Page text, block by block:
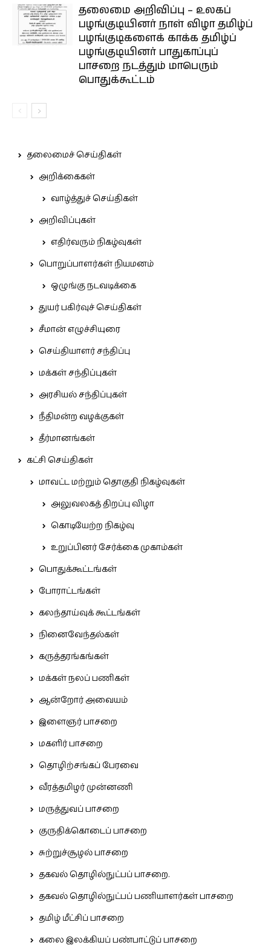
தலைமை அறிவிப்பு – உலகப்
பழங்குடியினர் நாள் விழா தமிழ்ப்
பழங்குடிகளைக் காக்க தமிழ்ப்
பழங்குடியினர் பாதுகாப்புப்
பாசறை நடத்தும் மாபெரும்
பொதுக்கூட்டம்
தலைமைச் செய்திகள்
அறிக்கைகள்
வாழ்த்துச் செய்திகள்
அறிவிப்புகள்
எதிர்வரும் நிகழ்வுகள்
பொறுப்பாளர்கள் நியமனம்
ஒழுங்கு நடவடிக்கை
துயர் பகிர்வுச் செய்திகள்
சீமான் எழுச்சியுரை
செய்தியாளர் சந்திப்பு
மக்கள் சந்திப்புகள்
அரசியல் சந்திப்புகள்
நீதிமன்ற வழக்குகள்
தீர்மானங்கள்
கட்சி செய்திகள்
மாவட்ட மற்றும் தொகுதி நிகழ்வுகள்
அலுவலகத் திறப்பு விழா
கொடியேற்ற நிகழ்வு
உறுப்பினர் சேர்க்கை முகாம்கள்
பொதுக்கூட்டங்கள்
போராட்டங்கள்
கலந்தாய்வுக் கூட்டங்கள்
நினைவேந்தல்கள்
கருத்தரங்கங்கள்
மக்கள் நலப் பணிகள்
ஆன்றோர் அவையம்
இளைஞர் பாசறை
மகளிர் பாசறை
தொழிற்சங்கப் பேரவை
வீரத்தமிழர் முன்னணி
மருத்துவப் பாசறை
குருதிக்கொடைப் பாசறை
சுற்றுச்சூழல் பாசறை
தகவல் தொழில்நுட்பப் பாசறை.
தகவல் தொழில்நுட்பப் பணியாளர்கள் பாசறை
தமிழ் மீட்சிப் பாசறை
கலை இலக்கியப் பண்பாட்டுப் பாசறை